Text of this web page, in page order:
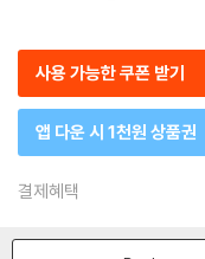
사용 가능한 쿠폰 받기
앱 다운 시 1천원 상품권
결제혜택